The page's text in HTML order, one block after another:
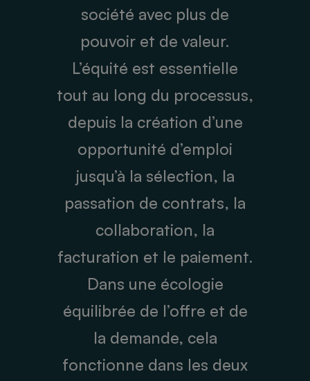
société avec plus de
pouvoir et de valeur.
L’équité est essentielle
tout au long du processus,
depuis la création d’une
opportunité d’emploi
jusqu’à la sélection, la
passation de contrats, la
collaboration, la
facturation et le paiement.
Dans une écologie
équilibrée de l’offre et de
la demande, cela
fonctionne dans les deux